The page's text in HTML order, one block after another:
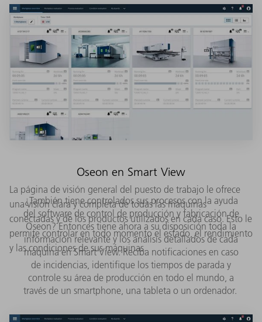
La página de visión general del puesto de trabajo le ofrece
una visión clara y completa de todas las máquinas
conectadas y de los productos utilizados en cada caso. Esto le
permite controlar en todo momento el estado, el rendimiento
y las condiciones de sus máquinas.
Oseon en Smart View
¿También tiene controlados sus procesos con la ayuda
del software de control de producción y fabricación de
Oseon? Entonces tiene ahora a su disposición toda la
información relevante y los análisis detallados de cada
máquina en Smart View. Reciba notificaciones en caso
de incidencias, identifique los tiempos de parada y
controle su área de producción en todo el mundo, a
través de un smartphone, una tableta o un ordenador.